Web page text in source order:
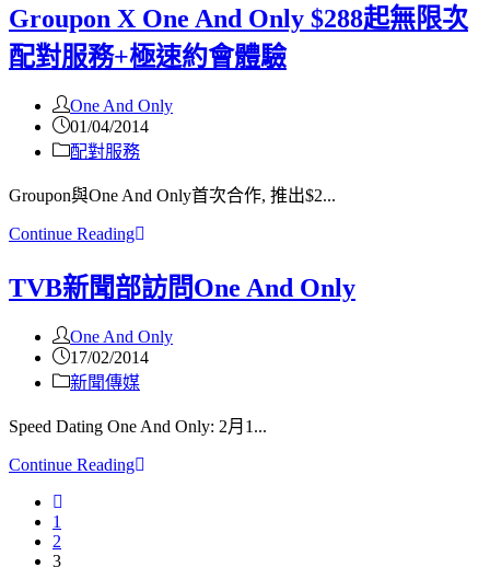
Groupon X One And Only $288起無限次
配對服務+極速約會體驗
One And Only
01/04/2014
配對服務
Groupon與One And Only首次合作, 推出$2...
Continue Reading
TVB新聞部訪問One And Only
One And Only
17/02/2014
新聞傳媒
Speed Dating One And Only: 2月1...
Continue Reading
1
2
3